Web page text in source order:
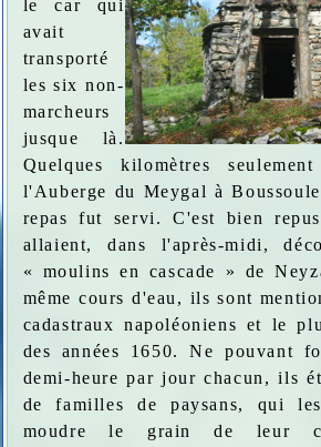
le car qui
avait
transporté
les six non-
marcheurs
jusque là.
Quelques kilomètres
l'Auberge du Meygal à
repas fut servi. C'est bien
allaient, dans l'après-midi,
« moulins en cascade » de
même cours d'eau, ils sont
cadastraux napoléoniens et le
des années 1650. Ne pouvant
demi-heure par jour chacun, ils
de familles de paysans, qui
moudre le grain de leur